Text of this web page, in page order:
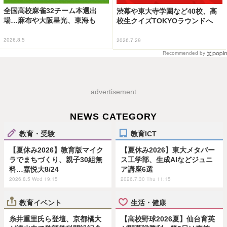
全国高校麻雀32チーム本選出
場…麻布や大阪星光、東海も
2026.8.5
渋幕や東大寺学園など40校、高
校生クイズTOKYOラウンドへ
2026.7.29
Recommended by
advertisement
NEWS CATEGORY
教育・受験
【夏休み2026】教育版マイク
ラでまちづくり、親子30組無
料…嘉悦大8/24
2026.8.5 Wed 19:15
教育ICT
【夏休み2026】東大メタバー
ス工学部、生成AIなどジュニ
ア講座6選
2026.7.30 Thu 11:15
教育イベント
糸井重里氏ら登壇、京都橘大
生活・健康
【高校野球2026夏】仙台育英